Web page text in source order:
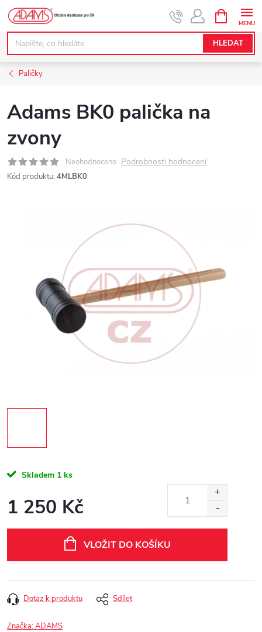
Přejít
obsah
HLEDAT
NÁKUPNÍ
KOŠÍK
Paličky
Adams BK0 palička na
zvony
Neohodnoceno Podrobnosti hodnocení
Kód produktu: 4MLBK0
Skladem 1 ks
1 250 Kč
VLOŽIT DO KOŠÍKU
Dotaz k produktu Sdílet
Značka:ADAMS